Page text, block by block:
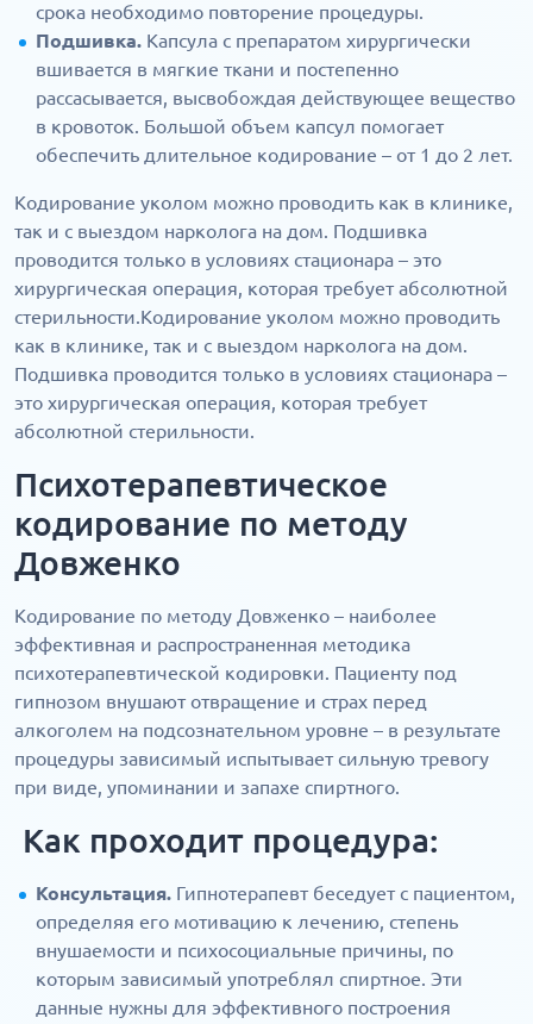
срока необходимо повторение процедуры.
Подшивка. Капсула с препаратом хирургически
вшивается в мягкие ткани и постепенно
рассасывается, высвобождая действующее вещество
в кровоток. Большой объем капсул помогает
обеспечить длительное кодирование – от 1 до 2 лет.
Кодирование уколом можно проводить как в клинике,
так и с выездом нарколога на дом. Подшивка
проводится только в условиях стационара – это
хирургическая операция, которая требует абсолютной
стерильности.Кодирование уколом можно проводить
как в клинике, так и с выездом нарколога на дом.
Подшивка проводится только в условиях стационара –
это хирургическая операция, которая требует
абсолютной стерильности.
Психотерапевтическое
кодирование по методу
Довженко
Кодирование по методу Довженко – наиболее
эффективная и распространенная методика
психотерапевтической кодировки. Пациенту под
гипнозом внушают отвращение и страх перед
алкоголем на подсознательном уровне – в результате
процедуры зависимый испытывает сильную тревогу
при виде, упоминании и запахе спиртного.
Как проходит процедура:
Консультация. Гипнотерапевт беседует с пациентом,
определяя его мотивацию к лечению, степень
внушаемости и психосоциальные причины, по
которым зависимый употреблял спиртное. Эти
данные нужны для эффективного построения